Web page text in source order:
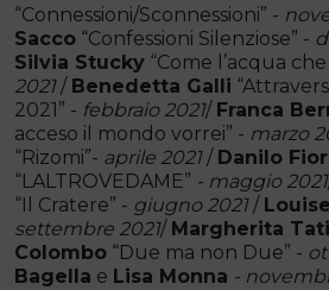
“Connessioni/Sconnessioni” -
Sacco “Confessioni Silenziose” -
Silvia Stucky “Come l’acqua
2021/ Benedetta Galli
2021” - febbraio 2021/ Franca
acceso il mondo vorrei” - marzo
“Rizomi”- aprile 2021/ Danilo
“LALTROVEDAME” - maggio 2021
“Il Cratere” - giugno 2021/
settembre 2021/ Margherita
Colombo “Due ma non Due” -
Bagella e Lisa Monna -